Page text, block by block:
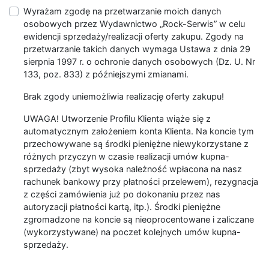
Wyrażam zgodę na przetwarzanie moich danych
osobowych przez Wydawnictwo „Rock-Serwis” w celu
ewidencji sprzedaży/realizacji oferty zakupu. Zgody na
przetwarzanie takich danych wymaga Ustawa z dnia 29
sierpnia 1997 r. o ochronie danych osobowych (Dz. U. Nr
133, poz. 833) z późniejszymi zmianami.
Brak zgody uniemożliwia realizację oferty zakupu!
UWAGA! Utworzenie Profilu Klienta wiąże się z
automatycznym założeniem konta Klienta. Na koncie tym
przechowywane są środki pieniężne niewykorzystane z
różnych przyczyn w czasie realizacji umów kupna-
sprzedaży (zbyt wysoka należność wpłacona na nasz
rachunek bankowy przy płatności przelewem), rezygnacja
z części zamówienia już po dokonaniu przez nas
autoryzacji płatności kartą, itp.). Środki pieniężne
zgromadzone na koncie są nieoprocentowane i zaliczane
(wykorzystywane) na poczet kolejnych umów kupna-
sprzedaży.